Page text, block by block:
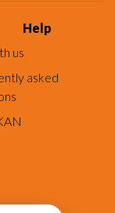
Help
us
asked